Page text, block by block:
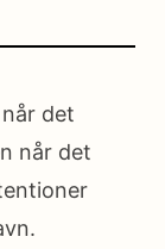
det
når det